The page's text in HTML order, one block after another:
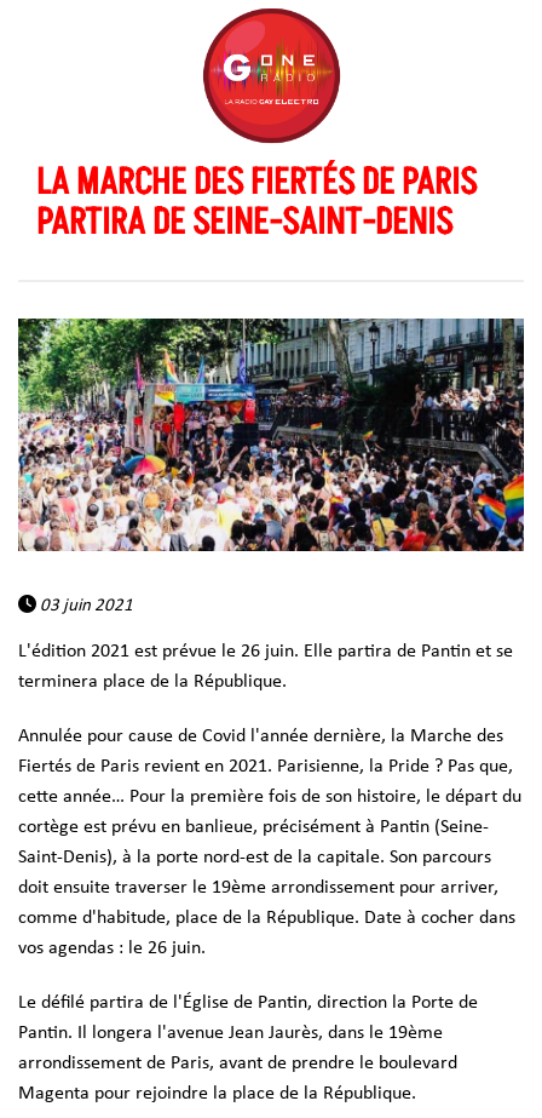
LA MARCHE DES FIERTÉS DE PARIS
PARTIRA DE SEINE-SAINT-DENIS
03 juin 2021
L'édition 2021 est prévue le 26 juin. Elle partira de Pantin et se
terminera place de la République.
Annulée pour cause de Covid l'année dernière, la Marche des
Fiertés de Paris revient en 2021. Parisienne, la Pride ? Pas que,
cette année… Pour la première fois de son histoire, le départ du
cortège est prévu en banlieue, précisément à Pantin (Seine-
Saint-Denis), à la porte nord-est de la capitale. Son parcours
doit ensuite traverser le 19ème arrondissement pour arriver,
comme d'habitude, place de la République. Date à cocher dans
vos agendas : le 26 juin.
Le défilé partira de l'Église de Pantin, direction la Porte de
Pantin. Il longera l'avenue Jean Jaurès, dans le 19ème
arrondissement de Paris, avant de prendre le boulevard
Magenta pour rejoindre la place de la République.